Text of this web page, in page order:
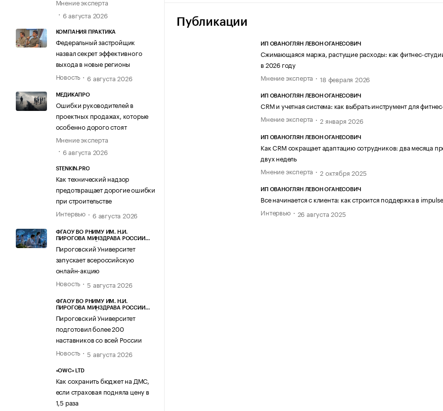
Мнение эксперта
6 августа 2026
КОМПАНИЯ ПРАКТИКА
Федеральный застройщик
назвал секрет эффективного
выхода в новые регионы
Новость
6 августа 2026
МЕДИКАПРО
Ошибки руководителей в
проектных продажах, которые
особенно дорого стоят
Мнение эксперта
6 августа 2026
STENKIN.PRO
Как технический надзор
предотвращает дорогие ошибки
при строительстве
Интервью
6 августа 2026
ФГАОУ ВО РНИМУ ИМ. Н.И.
ПИРОГОВА МИНЗДРАВА РОССИИ
Пироговский Университет
запускает всероссийскую
онлайн-акцию
Новость
5 августа 2026
ФГАОУ ВО РНИМУ ИМ. Н.И.
ПИРОГОВА МИНЗДРАВА РОССИИ
Пироговский Университет
подготовил более 200
наставников со всей России
Новость
5 августа 2026
«OWC» LTD
Как сохранить бюджет на ДМС,
если страховая подняла цену в
1,5 раза
Публикации
ИП ОВАНОГЛЯН ЛЕВОН ОГАНЕСОВИЧ
Сжимающаяся маржа, растущие расходы: как фитнес-
в 2026 году
Мнение эксперта
18 февраля 2026
ИП ОВАНОГЛЯН ЛЕВОН ОГАНЕСОВИЧ
CRM и учетная система: как выбрать инструмент для
Мнение эксперта
2 января 2026
ИП ОВАНОГЛЯН ЛЕВОН ОГАНЕСОВИЧ
Как CRM сокращает адаптацию сотрудников: два месяца
двух недель
Мнение эксперта
2 октября 2025
ИП ОВАНОГЛЯН ЛЕВОН ОГАНЕСОВИЧ
Все начинается с клиента: как строится поддержка в
Интервью
26 августа 2025